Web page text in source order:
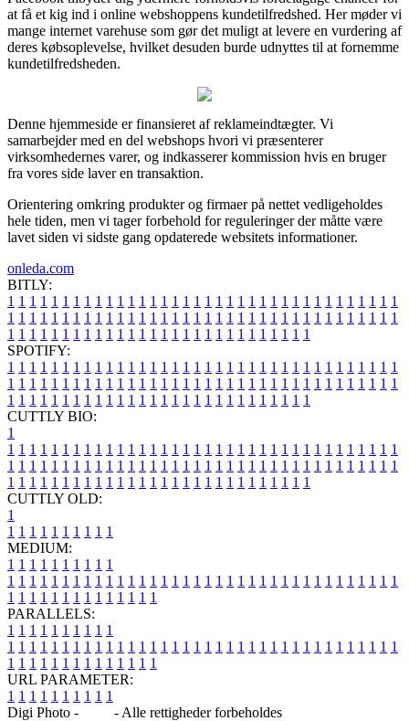
at få et kig ind i online webshoppens kundetilfredshed. Her møder vi
mange internet varehuse som gør det muligt at levere en vurdering af
deres købsoplevelse, hvilket desuden burde udnyttes til at fornemme
kundetilfredsheden.
Denne hjemmeside er finansieret af reklameindtægter. Vi
samarbejder med en del webshops hvori vi præsenterer
virksomhedernes varer, og indkasserer kommission hvis en bruger
fra vores side laver en transaktion.
Orientering omkring produkter og firmaer på nettet vedligeholdes
hele tiden, men vi tager forbehold for reguleringer der måtte være
lavet siden vi sidste gang opdaterede websitets informationer.
onleda.com
BITLY:
1 1 1 1 1 1 1 1 1 1 1 1 1 1 1 1 1 1 1 1 1 1 1 1 1 1 1 1 1 1 1 1 1 1 1 1
1 1 1 1 1 1 1 1 1 1 1 1 1 1 1 1 1 1 1 1 1 1 1 1 1 1 1 1 1 1 1 1 1 1 1 1
1 1 1 1 1 1 1 1 1 1 1 1 1 1 1 1 1 1 1 1 1 1 1 1 1 1 1 1
SPOTIFY:
1 1 1 1 1 1 1 1 1 1 1 1 1 1 1 1 1 1 1 1 1 1 1 1 1 1 1 1 1 1 1 1 1 1 1 1
1 1 1 1 1 1 1 1 1 1 1 1 1 1 1 1 1 1 1 1 1 1 1 1 1 1 1 1 1 1 1 1 1 1 1 1
1 1 1 1 1 1 1 1 1 1 1 1 1 1 1 1 1 1 1 1 1 1 1 1 1 1 1 1
CUTTLY BIO:
1
1 1 1 1 1 1 1 1 1 1 1 1 1 1 1 1 1 1 1 1 1 1 1 1 1 1 1 1 1 1 1 1 1 1 1 1
1 1 1 1 1 1 1 1 1 1 1 1 1 1 1 1 1 1 1 1 1 1 1 1 1 1 1 1 1 1 1 1 1 1 1 1
1 1 1 1 1 1 1 1 1 1 1 1 1 1 1 1 1 1 1 1 1 1 1 1 1 1 1 1
CUTTLY OLD:
1
1 1 1 1 1 1 1 1 1 1
MEDIUM:
1 1 1 1 1 1 1 1 1 1
1 1 1 1 1 1 1 1 1 1 1 1 1 1 1 1 1 1 1 1 1 1 1 1 1 1 1 1 1 1 1 1 1 1 1 1
1 1 1 1 1 1 1 1 1 1 1 1 1 1
PARALLELS:
1 1 1 1 1 1 1 1 1 1
1 1 1 1 1 1 1 1 1 1 1 1 1 1 1 1 1 1 1 1 1 1 1 1 1 1 1 1 1 1 1 1 1 1 1 1
1 1 1 1 1 1 1 1 1 1 1 1 1 1
URL PARAMETER:
1 1 1 1 1 1 1 1 1 1
Digi Photo -
- Alle rettigheder forbeholdes